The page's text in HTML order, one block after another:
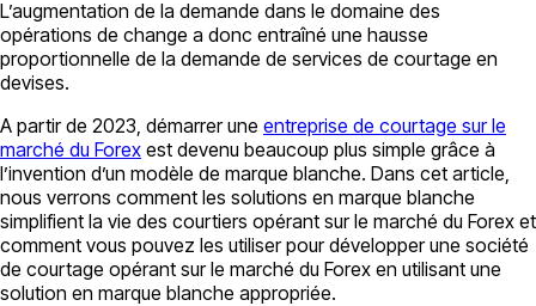
L’augmentation de la demande dans le domaine des
opérations de change a donc entraîné une hausse
proportionnelle de la demande de services de courtage en
devises.
A partir de 2023, démarrer une entreprise de courtage sur le
marché du Forex est devenu beaucoup plus simple grâce à
l’invention d’un modèle de marque blanche. Dans cet article,
nous verrons comment les solutions en marque blanche
simplifient la vie des courtiers opérant sur le marché du Forex et
comment vous pouvez les utiliser pour développer une société
de courtage opérant sur le marché du Forex en utilisant une
solution en marque blanche appropriée.